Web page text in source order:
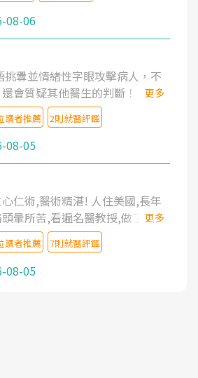
08-06
挑釁並情緒性字眼攻擊病人，不
會質疑其他醫生的判斷！
更多
讀者推薦 2則就醫評鑑
08-05
仁術,醫術精湛! 人住美國,長年
暈所苦,看遍名醫教授,做了各種
針,中醫針灸及物理徒手治療都
啡類止痛藥都效果有限,只是壓
,多年失眠嚴重影響生活品質.
院杜育才主任是頸頭症候群專
更多
讀者推薦 7則就醫評鑑
08-05